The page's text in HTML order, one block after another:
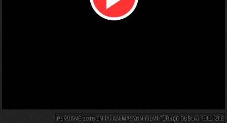
PERVANE 2018 EN IYI ANIMASYON FILMI TÜRKÇE DUBLAJ FULL IZLE